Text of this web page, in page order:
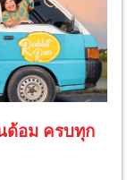
ด้อม ครบทุก